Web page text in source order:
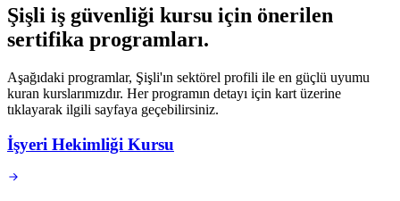
Şişli iş güvenliği kursu için önerilen
sertifika programları.
Aşağıdaki programlar, Şişli'ın sektörel profili ile en güçlü uyumu
kuran kurslarımızdır. Her programın detayı için kart üzerine
tıklayarak ilgili sayfaya geçebilirsiniz.
İşyeri Hekimliği Kursu